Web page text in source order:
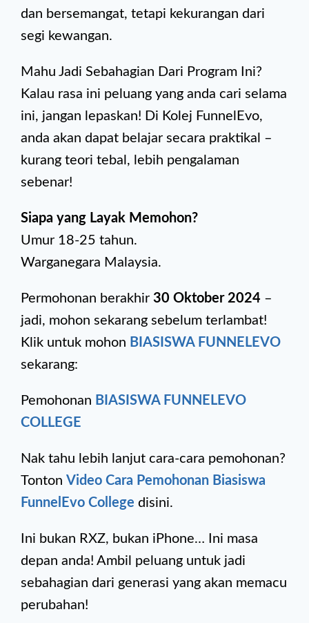
dan bersemangat, tetapi kekurangan dari
segi kewangan.
Mahu Jadi Sebahagian Dari Program Ini?
Kalau rasa ini peluang yang anda cari selama
ini, jangan lepaskan! Di Kolej FunnelEvo,
anda akan dapat belajar secara praktikal –
kurang teori tebal, lebih pengalaman
sebenar!
Siapa yang Layak Memohon?
Umur 18-25 tahun.
Warganegara Malaysia.
Permohonan berakhir 30 Oktober 2024 –
jadi, mohon sekarang sebelum terlambat!
Klik untuk mohon BIASISWA FUNNELEVO
sekarang:
Pemohonan BIASISWA FUNNELEVO
COLLEGE
Nak tahu lebih lanjut cara-cara pemohonan?
Tonton Video Cara Pemohonan Biasiswa
FunnelEvo College disini.
Ini bukan RXZ, bukan iPhone… Ini masa
depan anda! Ambil peluang untuk jadi
sebahagian dari generasi yang akan memacu
perubahan!